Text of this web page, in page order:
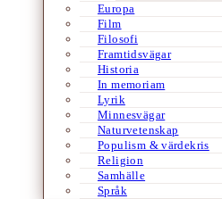
Europa
Film
Filosofi
Framtidsvägar
Historia
In memoriam
Lyrik
Minnesvägar
Naturvetenskap
Populism & värdekris
Religion
Samhälle
Språk